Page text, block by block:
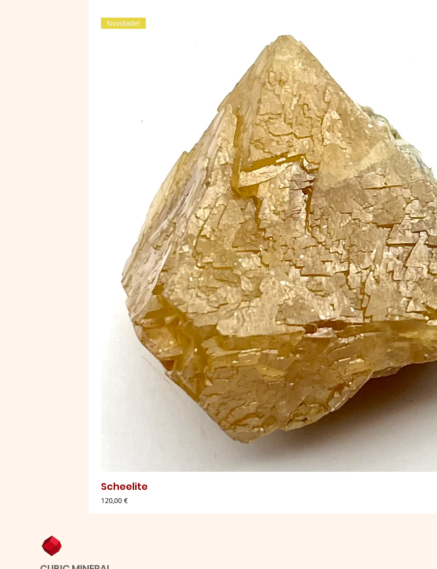
Novidade!
Scheelite
Preço
120,00 €